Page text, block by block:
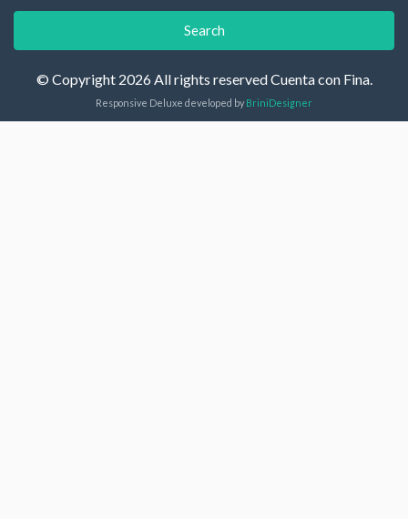
© Copyright 2026 All rights reserved Cuenta con Fina.
Responsive Deluxe developed byBriniDesigner